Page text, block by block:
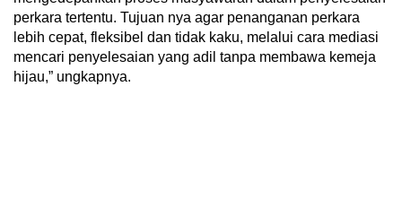
perkara tertentu. Tujuan nya agar penanganan perkara
lebih cepat, fleksibel dan tidak kaku, melalui cara mediasi
mencari penyelesaian yang adil tanpa membawa kemeja
hijau,” ungkapnya.